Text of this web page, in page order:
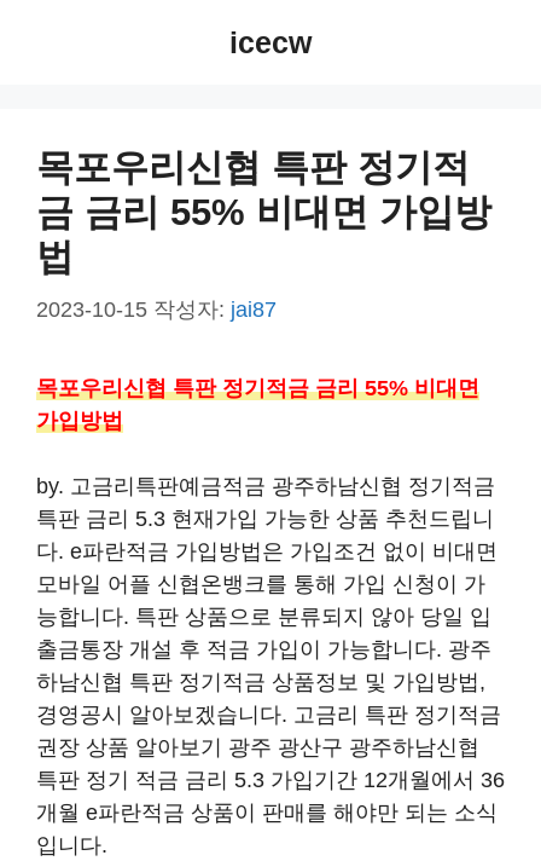
icecw
목포우리신협 특판 정기적
금 금리 55% 비대면 가입방
법
2023-10-15 작성자: jai87
목포우리신협 특판 정기적금 금리 55% 비대면
가입방법
by. 고금리특판예금적금 광주하남신협 정기적금
특판 금리 5.3 현재가입 가능한 상품 추천드립니
다. e파란적금 가입방법은 가입조건 없이 비대면
모바일 어플 신협온뱅크를 통해 가입 신청이 가
능합니다. 특판 상품으로 분류되지 않아 당일 입
출금통장 개설 후 적금 가입이 가능합니다. 광주
하남신협 특판 정기적금 상품정보 및 가입방법,
경영공시 알아보겠습니다. 고금리 특판 정기적금
권장 상품 알아보기 광주 광산구 광주하남신협
특판 정기 적금 금리 5.3 가입기간 12개월에서 36
개월 e파란적금 상품이 판매를 해야만 되는 소식
입니다.